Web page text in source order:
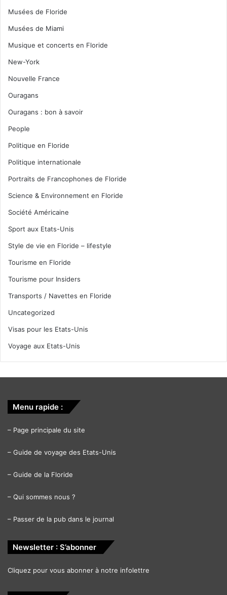
Musées de Floride
Musées de Miami
Musique et concerts en Floride
New-York
Nouvelle France
Ouragans
Ouragans : bon à savoir
People
Politique en Floride
Politique internationale
Portraits de Francophones de Floride
Science & Environnement en Floride
Société Américaine
Sport aux Etats-Unis
Style de vie en Floride – lifestyle
Tourisme en Floride
Tourisme pour Insiders
Transports / Navettes en Floride
Uncategorized
Visas pour les Etats-Unis
Voyage aux Etats-Unis
Menu rapide :
– Page principale du site
– Guide de voyage des Etats-Unis
– Guide de la Floride
– Qui sommes nous ?
– Passer de la pub dans le journal
Newsletter : S’abonner
Cliquez pour vous abonner à notre infolettre